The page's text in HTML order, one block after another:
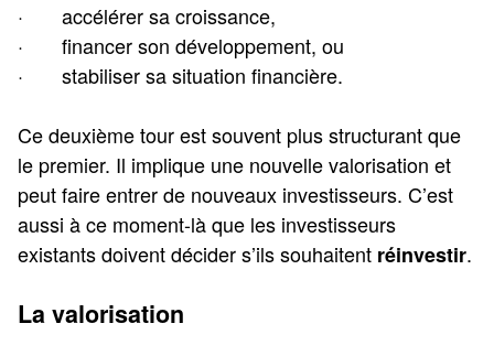
· accélérer sa croissance,
· financer son développement, ou
· stabiliser sa situation financière.
Ce deuxième tour est souvent plus structurant que
le premier. Il implique une nouvelle valorisation et
peut faire entrer de nouveaux investisseurs. C’est
aussi à ce moment-là que les investisseurs
existants doivent décider s’ils souhaitent réinvestir.
La valorisation